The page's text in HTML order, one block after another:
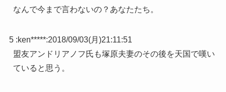
なんで今まで言わないの？あなたたち。
5 :ken*****:2018/09/03(月)21:11:51
盟友アンドリアノフ氏も塚原夫妻のその後を天国で嘆い
ていると思う。